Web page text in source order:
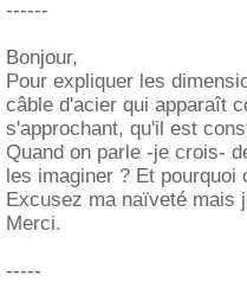
------
Bonjour,
Pour expliquer les
câble d'acier qui apparaît
s'approchant, qu'il est
Quand on parle -je crois-
les imaginer ? Et pourquoi
Excusez ma naïveté mais
Merci.
-----